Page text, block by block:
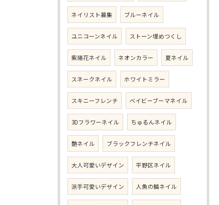
ネイリスト募集 ブルーネイル
ユニコーンネイル ストーン埋めつくし
紫陽花ネイル ネオンカラー 夏ネイル
スネークネイル ホワイトミラー
スキニーフレンチ ベイビーブーマネイル
3Dフラワーネイル ちゅるんネイル
艶ネイル ブラックフレンチネイル
大人可愛いデザイン 平野区ネイル
派手可愛いデザイン 人魚の鱗ネイル